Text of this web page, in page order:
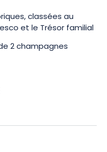
classées au
et le Trésor familial
2 champagnes